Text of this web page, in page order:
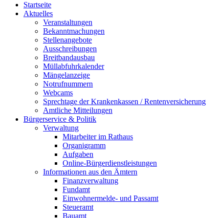
Startseite
Aktuelles
Veranstaltungen
Bekanntmachungen
Stellenangebote
Ausschreibungen
Breitbandausbau
Müllabfuhrkalender
Mängelanzeige
Notrufnummern
Webcams
Sprechtage der Krankenkassen / Rentenversicherung
Amtliche Mitteilungen
Bürgerservice & Politik
Verwaltung
Mitarbeiter im Rathaus
Organigramm
Aufgaben
Online-Bürgerdienstleistungen
Informationen aus den Ämtern
Finanzverwaltung
Fundamt
Einwohnermelde- und Passamt
Steueramt
Bauamt